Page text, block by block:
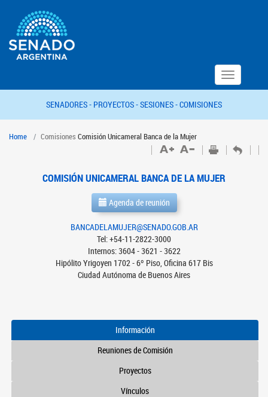
Toggle
navigation
SENADORES - PROYECTOS -SESIONES -COMISIONES
Home Comisiones Comisión Unicameral Banca de la Mujer
COMISIÓN UNICAMERAL BANCA DE LA MUJER
Agenda de reunión
BANCADELAMUJER@SENADO.GOB.AR
Tel: +54-11-2822-3000
Internos: 3604 - 3621 - 3622
Hipólito Yrigoyen 1702 - 6º Piso, Oficina 617 Bis
Ciudad Autónoma de Buenos Aires
Información
Reuniones de Comisión
Proyectos
Vínculos